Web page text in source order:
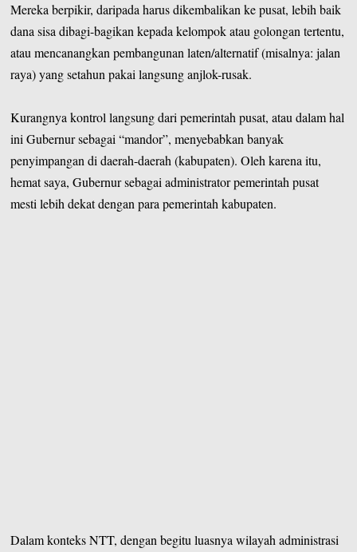
Mereka berpikir, daripada harus dikembalikan ke pusat, lebih baik
dana sisa dibagi-bagikan kepada kelompok atau golongan tertentu,
atau mencanangkan pembangunan laten/alternatif (misalnya: jalan
raya) yang setahun pakai langsung anjlok-rusak.
Kurangnya kontrol langsung dari pemerintah pusat, atau dalam hal
ini Gubernur sebagai “mandor”, menyebabkan banyak
penyimpangan di daerah-daerah (kabupaten). Oleh karena itu,
hemat saya, Gubernur sebagai administrator pemerintah pusat
mesti lebih dekat dengan para pemerintah kabupaten.
Dalam konteks NTT, dengan begitu luasnya wilayah administrasi